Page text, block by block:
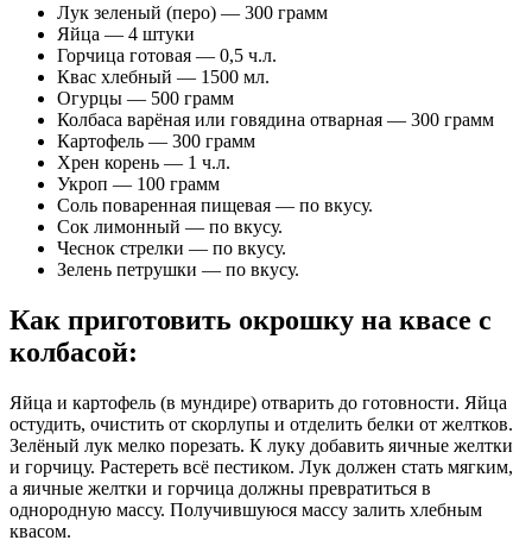
Лук зеленый (перо) — 300 грамм
Яйца — 4 штуки
Горчица готовая — 0,5 ч.л.
Квас хлебный — 1500 мл.
Огурцы — 500 грамм
Колбаса варёная или говядина отварная — 300 грамм
Картофель — 300 грамм
Хрен корень — 1 ч.л.
Укроп — 100 грамм
Соль поваренная пищевая — по вкусу.
Сок лимонный — по вкусу.
Чеснок стрелки — по вкусу.
Зелень петрушки — по вкусу.
Как приготовить окрошку на квасе с
колбасой:
Яйца и картофель (в мундире) отварить до готовности. Яйца
остудить, очистить от скорлупы и отделить белки от желтков.
Зелёный лук мелко порезать. К луку добавить яичные желтки
и горчицу. Растереть всё пестиком. Лук должен стать мягким,
а яичные желтки и горчица должны превратиться в
однородную массу. Получившуюся массу залить хлебным
квасом.